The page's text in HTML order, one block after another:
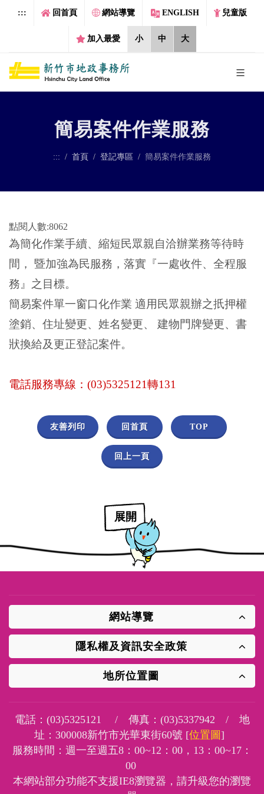
跳到主要內容區塊
::: 回首頁 網站導覽 ENGLISH 兒童版
加入最愛 小 中 大
簡易案件作業服務
::: 首頁 登記專區 簡易案件作業服務
點閱人數:8062
為簡化作業手續、縮短民眾親自洽辦業務等待時
間， 暨加強為民服務，落實『一處收件、全程服
務』之目標。
簡易案件單一窗口化作業 適用民眾親辦之扺押權
塗銷、住址變更、姓名變更、 建物門牌變更、書
狀換給及更正登記案件。
電話服務專線：(03)5325121轉131
友善列印 回首頁 TOP
回上一頁
展開
網站導覽
隱私權及資訊安全政策
地所位置圖
電話： (03)5325121 / 傳真： (03)5337942 / 地
址： 300008新竹市光華東街60號 [位置圖]
服務時間：週一至週五8：00~12：00，13：00~17：
00
本網站部分功能不支援IE8瀏覽器，請升級您的瀏覽